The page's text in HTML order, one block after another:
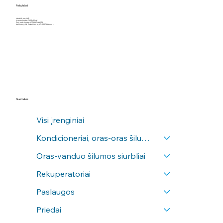
Įdarbink orą, MB
Įmonės kodas: 305245946
PVM mok. kodas: LT100013466910
Aušrinės g.28, Poderiškių k., LT-53370 Kauno r.
Rekvizitai
Nuorodos
Visi įrenginiai
Kondicioneriai, oras-oras šilumos siurbliai
Oras-vanduo šilumos siurbliai
Rekuperatoriai
Paslaugos
Priedai